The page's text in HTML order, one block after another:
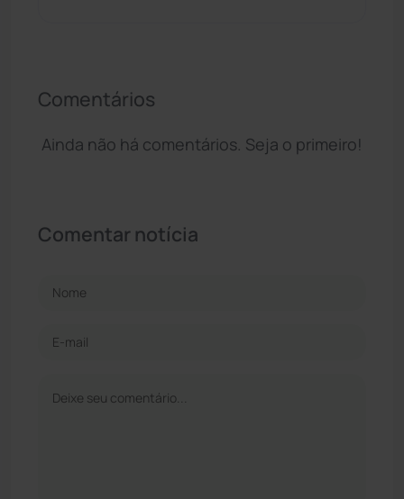
Comentários
Ainda não há comentários. Seja o primeiro!
Comentar notícia